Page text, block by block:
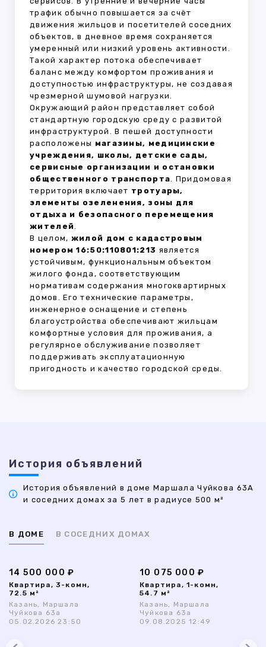
трафик обычно повышается за счёт
движения жильцов и посетителей соседних
объектов, в дневное время сохраняется
умеренный или низкий уровень активности.
Такой характер потока обеспечивает
баланс между комфортом проживания и
доступностью инфраструктуры, не создавая
чрезмерной шумовой нагрузки.
Окружающий район представляет собой
стандартную городскую среду с развитой
инфраструктурой. В пешей доступности
расположены магазины, медицинские
учреждения, школы, детские сады,
сервисные организации и остановки
общественного транспорта. Придомовая
территория включает тротуары,
элементы озеленения, зоны для
отдыха и безопасного перемещения
жителей.
В целом, жилой дом с кадастровым
номером 16:50:110801:213 является
устойчивым, функциональным объектом
жилого фонда, соответствующим
нормативам содержания многоквартирных
домов. Его технические параметры,
инженерное оснащение и степень
благоустройства обеспечивают жильцам
комфортные условия для проживания, а
регулярное обслуживание позволяет
поддерживать эксплуатационную
пригодность и качество городской среды.
История объявлений
История объявлений в доме Маршала Чуйкова 63А
и соседних домах за 5 лет в радиусе 500 м²
В ДОМЕ В СОСЕДНИХ ДОМАХ
14 500 000 ₽
Квартира, 3-комн,
72.5 м²
Казань, Маршала
Чуйкова 63а
05.02.2026 23:50
10 075 000 ₽
Квартира, 1-комн,
54.7 м²
Казань, Маршала
Чуйкова 63а
09.08.2025 12:49